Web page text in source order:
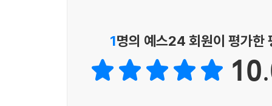
기술을 반영하였으며, 『바로 배워 바로 쓰는
단원을 설정하였습니다.
1명의 예스24 회원이 평가한